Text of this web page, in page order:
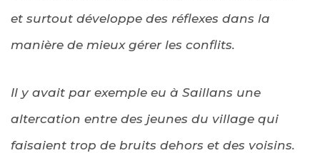
et surtout développe des réflexes dans la
manière de mieux gérer les conflits.
Il y avait par exemple eu à Saillans une
altercation entre des jeunes du village qui
faisaient trop de bruits dehors et des voisins.